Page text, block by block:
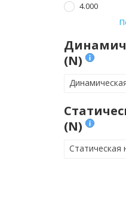
4.000
(N)
(N)
Статическая